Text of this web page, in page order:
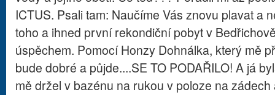
ICTUS. Psali tam: Naučíme Vás znovu plavat a
toho a ihned první rekondiční pobyt v
úspěchem. Pomocí Honzy Dohnálka, který mě
bude dobré a půjde....SE TO PODAŘILO! A já
mě držel v bazénu na rukou v poloze na